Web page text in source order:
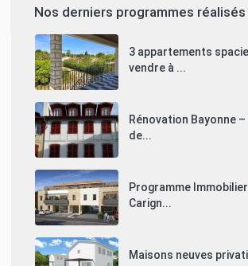
Nos derniers programmes réalisés
3 appartements
vendre à ...
Rénovation Bayonne
de...
Programme
Carign...
Maisons neuves